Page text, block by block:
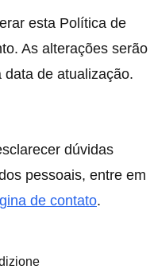
esta Política de
As alterações serão
de atualização.
dúvidas
pessoais, entre em
de contato.